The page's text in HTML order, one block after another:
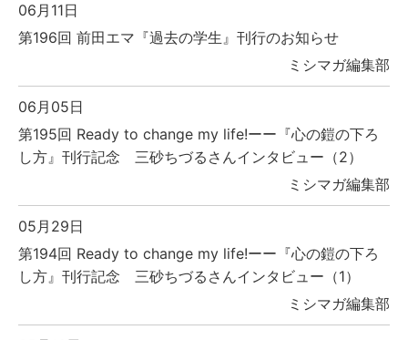
06月11日
第196回 前田エマ『過去の学生』刊行のお知らせ
ミシマガ編集部
06月05日
第195回 Ready to change my life!ーー『心の鎧の下ろ
し方』刊行記念 三砂ちづるさんインタビュー（2）
ミシマガ編集部
05月29日
第194回 Ready to change my life!ーー『心の鎧の下ろ
し方』刊行記念 三砂ちづるさんインタビュー（1）
ミシマガ編集部